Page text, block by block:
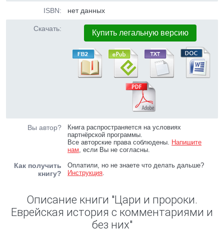
ISBN: нет данных
Скачать: Купить легальную версию
Вы автор?
Книга распространяется на условиях
партнёрской программы.
Все авторские права соблюдены. Напишите
нам, если Вы не согласны.
Как получить
книгу?
Оплатили, но не знаете что делать дальше?
Инструкция.
Описание книги "Цари и пророки.
Еврейская история с комментариями и
без них"